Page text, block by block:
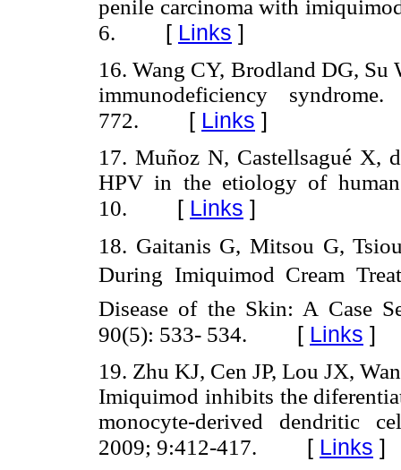
penile carcinoma with
6. [ Links ]
16. Wang CY, Brodland DG, Su
immunodeficiency
772. [ Links ]
17. Muñoz N, Castellsagué X,
HPV in the etiology of
10. [ Links ]
18. Gaitanis G, Mitsou G,
During Imiquimod Cream
Disease of the Skin: A Case
90(5): 533- 534. [ Links ]
19. Zhu KJ, Cen JP, Lou JX,
Imiquimod inhibits the
monocyte-derived dendritic
2009; 9:412-417. [ Links ]